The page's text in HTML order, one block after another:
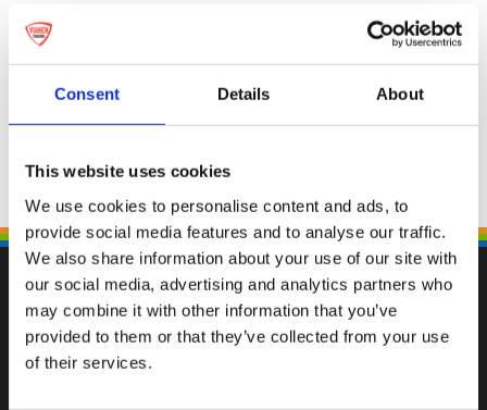
Consent Details About
This website uses cookies
We use cookies to personalise content and ads, to
provide social media features and to analyse our traffic.
We also share information about your use of our site with
our social media, advertising and analytics partners who
may combine it with other information that you’ve
provided to them or that they’ve collected from your use
of their services.
Fallen Sie mit einzigartigen